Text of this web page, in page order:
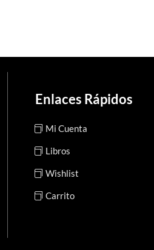
Enlaces Rápidos
Mi Cuenta
Libros
Wishlist
Carrito